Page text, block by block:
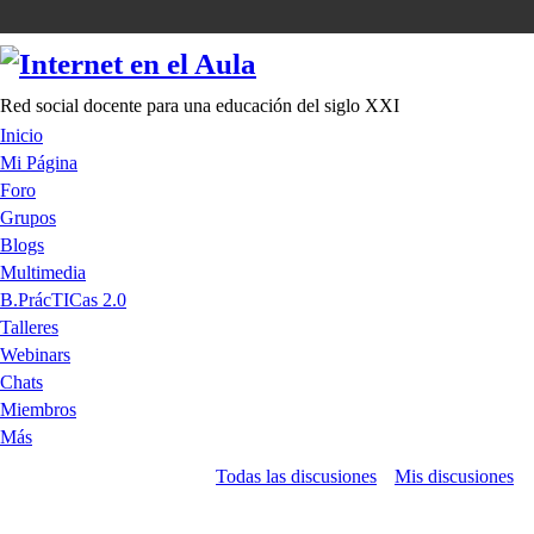
Red social docente para una educación del siglo XXI
Inicio
Mi Página
Foro
Grupos
Blogs
Multimedia
B.PrácTICas 2.0
Talleres
Webinars
Chats
Miembros
Más
Todas las discusiones
Mis discusiones